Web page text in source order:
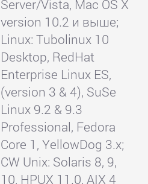
Server/Vista, Mac OS X
version 10.2 и выше;
Linux: Tubolinux 10
Desktop, RedHat
Enterprise Linux ES,
(version 3 & 4), SuSe
Linux 9.2 & 9.3
Professional, Fedora
Core 1, YellowDog 3.x;
CW Unix: Solaris 8, 9,
10, HPUX 11.0, AIX 4